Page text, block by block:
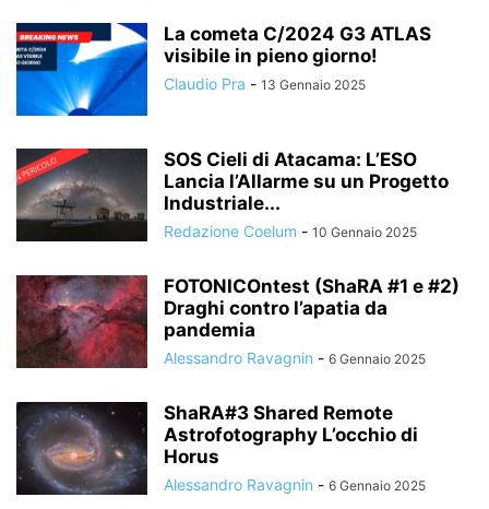
La cometa C/2024 G3 ATLAS
visibile in pieno giorno!
Claudio Pra - 13 Gennaio 2025
SOS Cieli di Atacama: L’ESO
Lancia l’Allarme su un Progetto
Industriale...
Redazione Coelum - 10 Gennaio 2025
FOTONICOntest (ShaRA #1 e #2)
Draghi contro l’apatia da
pandemia
Alessandro Ravagnin - 6 Gennaio 2025
ShaRA#3 Shared Remote
Astrofotography L’occhio di
Horus
Alessandro Ravagnin - 6 Gennaio 2025